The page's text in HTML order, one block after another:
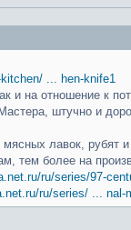
... hen-knife1
и на отношение к
штучно и
лавок, рубят
тем более на
ru/series/97-
ru/series/ ... nal-